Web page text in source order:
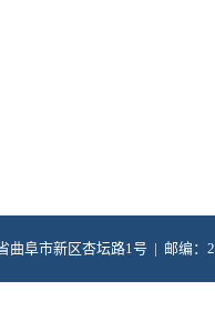
曲阜市新区杏坛路1号 | 邮编：